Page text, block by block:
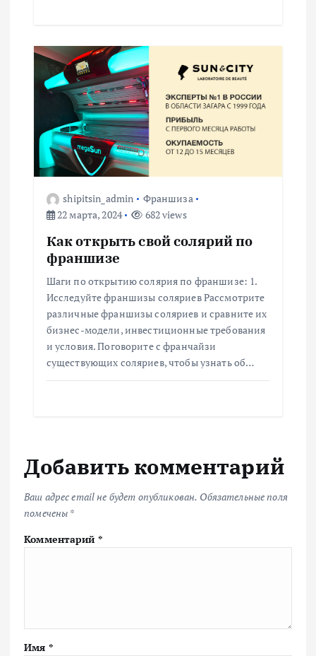
shipitsin_admin
Франшиза
22 марта, 2024
682 views
Как открыть свой солярий по
франшизе
Шаги по открытию солярия по франшизе: 1.
Исследуйте франшизы соляриев Рассмотрите
различные франшизы соляриев и сравните их
бизнес-модели, инвестиционные требования
и условия. Поговорите с франчайзи
существующих соляриев, чтобы узнать об…
Добавить комментарий
Ваш адрес email не будет опубликован. Обязательные поля
помечены *
Комментарий *
Имя *